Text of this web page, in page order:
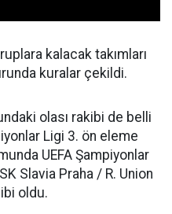
kalacak takımları
kuralar çekildi.
olası rakibi de belli
Ligi 3. ön eleme
UEFA Şampiyonlar
Slavia Praha / R. Union
oldu.